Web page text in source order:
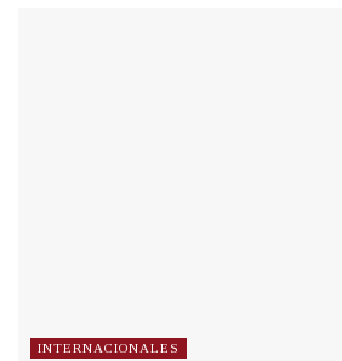
INTERNACIONALES